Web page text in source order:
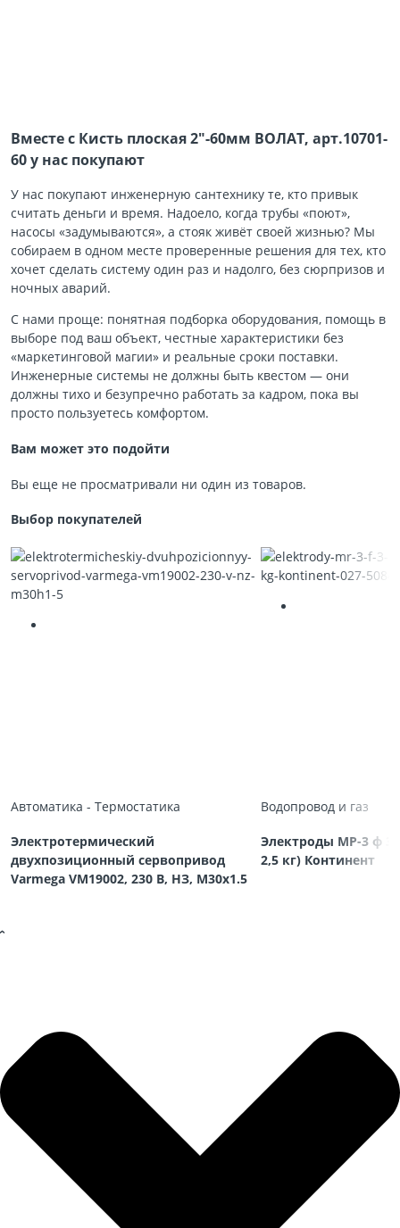
Вместе с Кисть плоская 2″-60мм ВОЛАТ, арт.10701-
60 у нас покупают
У нас покупают инженерную сантехнику те, кто привык
считать деньги и время. Надоело, когда трубы «поют»,
насосы «задумываются», а стояк живёт своей жизнью? Мы
собираем в одном месте проверенные решения для тех, кто
хочет сделать систему один раз и надолго, без сюрпризов и
ночных аварий.
С нами проще: понятная подборка оборудования, помощь в
выборе под ваш объект, честные характеристики без
«маркетинговой магии» и реальные сроки поставки.
Инженерные системы не должны быть квестом — они
должны тихо и безупречно работать за кадром, пока вы
просто пользуетесь комфортом.
Вам может это подойти
Вы еще не просматривали ни один из товаров.
Выбор покупателей
Автоматика - Термостатика
Электротермический
двухпозиционный сервопривод
Varmega VM19002, 230 В, НЗ, M30х1.5
Водопровод и газ
Электроды МР-3 ф
2,5 кг) Континент